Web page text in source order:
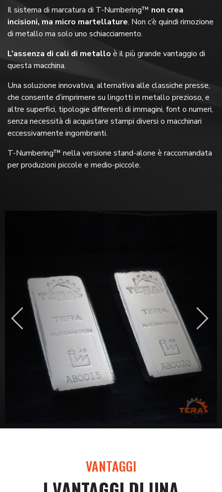
Il sistema di marcatura di T-Numbering™ non crea
incisioni, ma micro martellature. Non c’è quindi rimozione
di metallo ma solo uno schiacciamento.
L’assenza di cali di metallo è il più grande vantaggio di
questa macchina.
Una soluzione innovativa, alternativa alle classiche presse,
che consente d’imprimere su lingotti in metallo prezioso, e
altre superfici, tipologie differenti di immagini, font o numeri,
senza necessità di acquistare stampi diversi o macchinari
eccessivamente ingombranti.
T-Numbering™ nella versione stand-alone è raccomandata
per produzioni piccole e medio-piccole.
VANTAGGI